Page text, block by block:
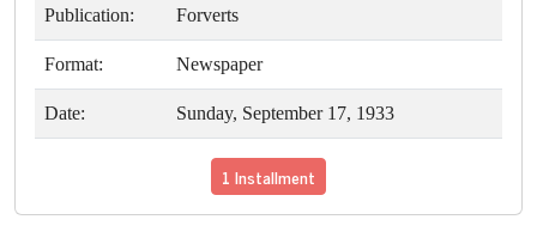
Publication: Forverts
Format: Newspaper
Date: Sunday, September 17, 1933
1 Installment